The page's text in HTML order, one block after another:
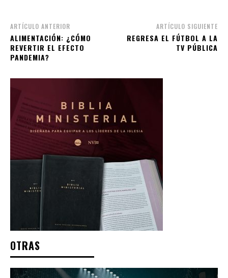
ARTÍCULO ANTERIOR
ALIMENTACIÓN: ¿CÓMO
REVERTIR EL EFECTO
PANDEMIA?
ARTÍCULO SIGUIENTE
REGRESA EL FÚTBOL A LA
TV PÚBLICA
OTRAS